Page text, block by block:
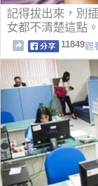
記得拔出來，別
女都不清楚這點。
11849觀